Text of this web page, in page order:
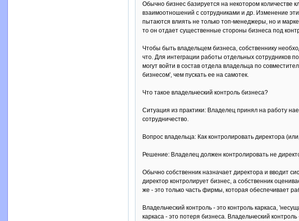
Обычно бизнес базируется на некотором количестве
взаимоотношений с сотрудниками и др. Изменение
пытаются влиять не только топ-менеджеры, но и
то он отдает существенные стороны бизнеса под
Чтобы быть владельцем бизнеса, собственнику
что. Для интеграции работы отдельных сотрудников
могут войти в состав отдела владельца по
бизнесом', чем пускать ее на самотек.
Что такое владельческий контроль бизнеса?
Ситуация из практики: Владелец принял на работу
сотрудничество.
Вопрос владельца: Как контролировать директора
Решение: Владелец должен контролировать не
Обычно собственник назначает директора и вводит
директор контролирует бизнес, а собственник
же - это только часть фирмы, которая обеспечивает
Владельческий контроль - это контроль каркаса,
каркаса - это потеря бизнеса. Владельческий